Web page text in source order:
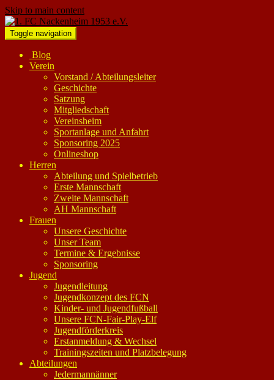
Skip to main content
Toggle navigation
Blog
Verein
Vorstand / Abteilungsleiter
Geschichte
Satzung
Mitgliedschaft
Vereinsheim
Sportanlage und Anfahrt
Sponsoring 2025
Onlineshop
Herren
Abteilung und Spielbetrieb
Erste Mannschaft
Zweite Mannschaft
AH Mannschaft
Frauen
Unsere Geschichte
Unser Team
Termine & Ergebnisse
Sponsoring
Jugend
Jugendleitung
Jugendkonzept des FCN
Kinder- und Jugendfußball
Unsere FCN-Fair-Play-Elf
Jugendförderkreis
Erstanmeldung & Wechsel
Trainingszeiten und Platzbelegung
Abteilungen
Jedermannänner